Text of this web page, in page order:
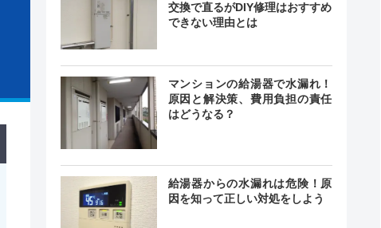
交換で直るがDIY修理はおすすめ
できない理由とは
マンションの給湯器で水漏れ！
原因と解決策、費用負担の責任
はどうなる？
給湯器からの水漏れは危険！原
因を知って正しい対処をしよう